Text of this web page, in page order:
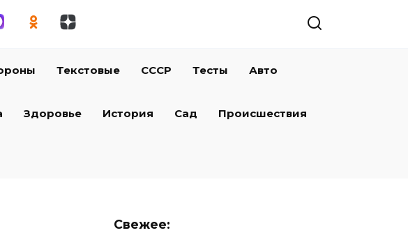
Текстовые СССР Тесты Авто
Здоровье История Сад Происшествия
Свежее: